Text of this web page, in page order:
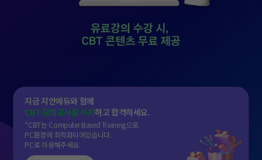
지금 지안에듀와 함께
CBT 모의고사를 시작하고 합격하세요.
*CBT는 Computer Based Training으로
PC환경에 최적화되어있습니다.
PC로 이용해주세요.